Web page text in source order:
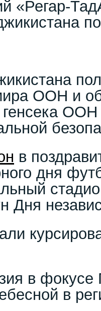
«Регар-
ООН и
генсека
в
дня
Дня
в фокусе
в